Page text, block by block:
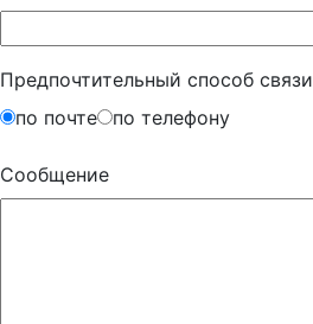
Предпочтительный способ связи
по почте
по телефону
Сообщение